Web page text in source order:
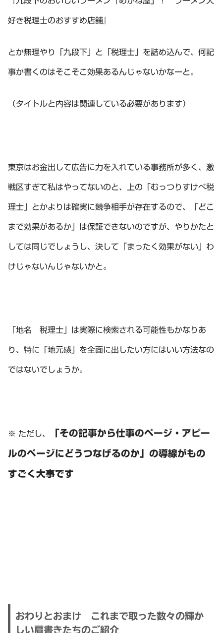
好き税理士のおすすめ店舗』
とか無理やり「九段下」と「税理士」を詰め込んで、何記
事か書くのはそこそこ効果あるんじゃないかなーと。
（タイトルと内容は関連している必要があります）
東京はお金出して広告に力を入れている事務所が多く、激
戦区すぎて私はやってないのと、上の「むっつりすけべ税
理士」とかよりは確実に競争相手が存在するので、「どこ
まで効果があるか」は保証できないのですが、やりかたと
しては同じでしょうし、決して「まったく効果がない」わ
けじゃないんじゃないかと。
「地名 税理士」は実際に検索される可能性もかなりあ
り、特に「地元感」を全面に出したい方にはいい方法なの
ではないでしょうか。
※ ただし、 「その記事から仕事のページ・アピー
ルのページにどうつなげるのか」の導線がもの
すごく大事です
おわりとおまけ これまで取った数々の輝か
しい肩書きたちのご紹介